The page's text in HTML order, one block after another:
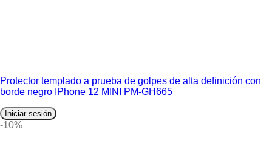
Protector templado a prueba de golpes de alta definición con
borde negro IPhone 12 MINI PM-GH665
Iniciar sesión
-10%